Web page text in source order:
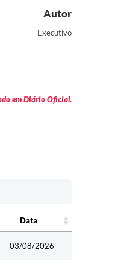
Autor
Executivo
em Diário Oficial.
Data
03/08/2026